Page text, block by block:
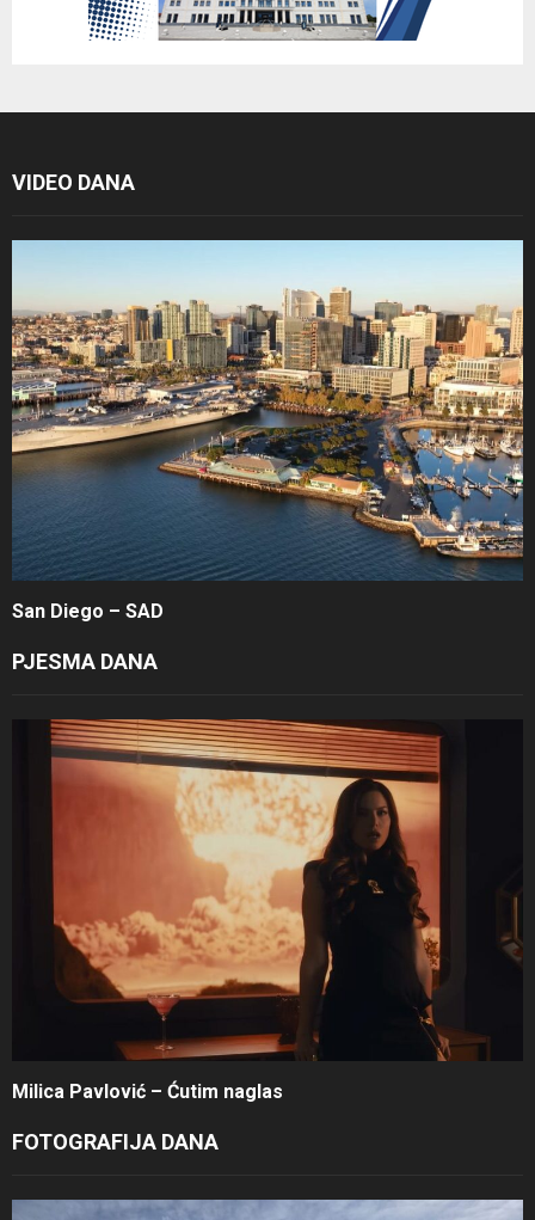
VIDEO DANA
San Diego – SAD
PJESMA DANA
Milica Pavlović – Ćutim naglas
FOTOGRAFIJA DANA